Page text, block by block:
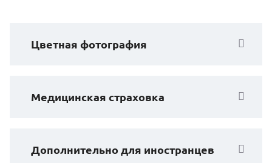
Цветная фотография
Медицинская страховка
Дополнительно для иностранцев